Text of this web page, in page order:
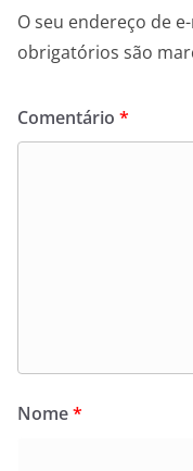
O seu endereço de
obrigatórios são
Comentário *
Nome*